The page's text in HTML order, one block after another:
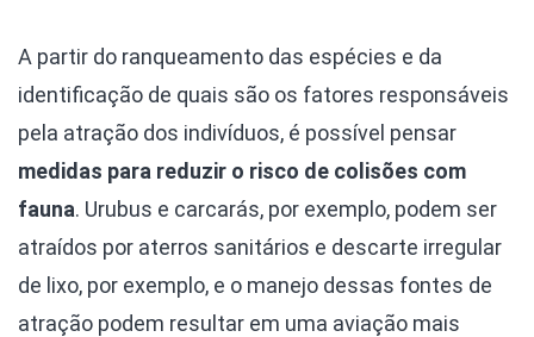
A partir do ranqueamento das espécies e da
identificação de quais são os fatores responsáveis
pela atração dos indivíduos, é possível pensar
medidas para reduzir o risco de colisões com
fauna. Urubus e carcarás, por exemplo, podem ser
atraídos por aterros sanitários e descarte irregular
de lixo, por exemplo, e o manejo dessas fontes de
atração podem resultar em uma aviação mais